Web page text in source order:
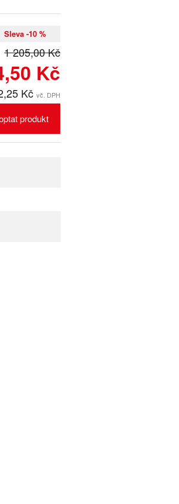
Sleva -10 %
1 205,00 Kč
Kč
Kčvč. DPH
produkt